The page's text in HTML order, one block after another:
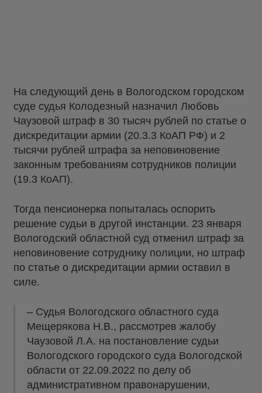
На следующий день в Вологодском городском
суде судья Колодезный назначил Любовь
Чаузовой штраф в 30 тысяч рублей по статье о
дискредитации армии (20.3.3 КоАП РФ) и 2
тысячи рублей штрафа за неповиновение
законным требованиям сотрудников полиции
(19.3 КоАП).
Тогда пенсионерка попыталась оспорить
решение судьи в другой инстанции. 23 января
Вологодский областной суд отменил штраф за
неповиновение сотруднику полиции, но штраф
по статье о дискредитации армии оставил в
силе.
– Судья Вологодского областного суда
Мещерякова Н.В., рассмотрев жалобу
Чаузовой Л.А. на постановление судьи
Вологодского городского суда Вологодской
области от 22.09.2022 по делу об
административном правонарушении,